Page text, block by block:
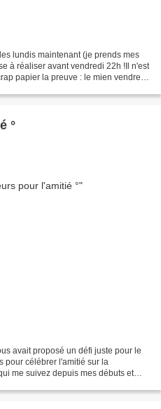
lundis maintenant (je prends mes
à réaliser avant vendredi 22h !Il n'est
papier la preuve : le mien vendredi
°
avait proposé un défi juste pour le
pour célébrer l'amitié sur la
me suivez depuis mes débuts et